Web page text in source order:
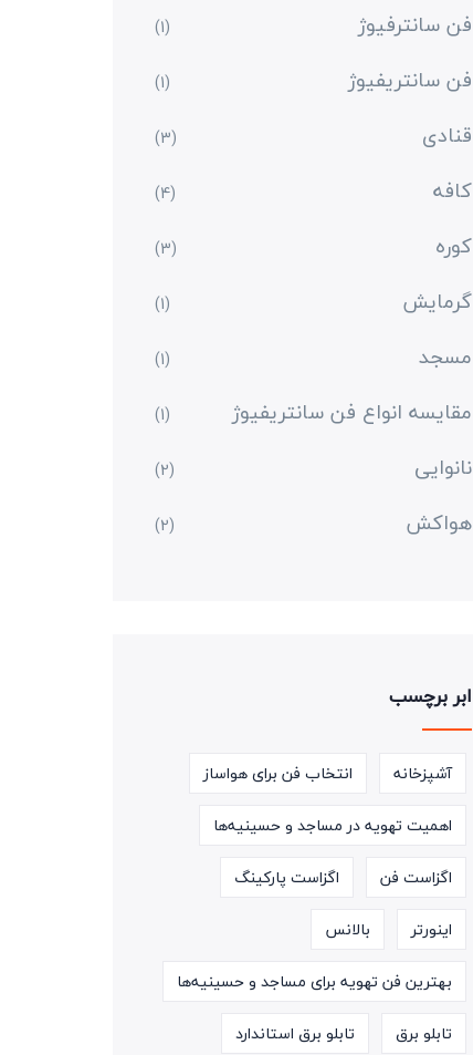
فن سانترفیوژ (1)
فن سانتریفیوژ (1)
قنادی (3)
کافه (4)
کوره (3)
گرمایش (1)
مسجد (1)
مقایسه انواع فن سانتریفیوژ (1)
نانوایی (2)
هواکش (2)
ابر برچسب
آشپزخانه
انتخاب فن برای هواساز
اهمیت تهویه در مساجد و حسینیه‌ها
اگزاست فن
اگزاست پارکینگ
اینورتر
بالانس
بهترین فن تهویه برای مساجد و حسینیه‌ها
تابلو برق
تابلو برق استاندارد